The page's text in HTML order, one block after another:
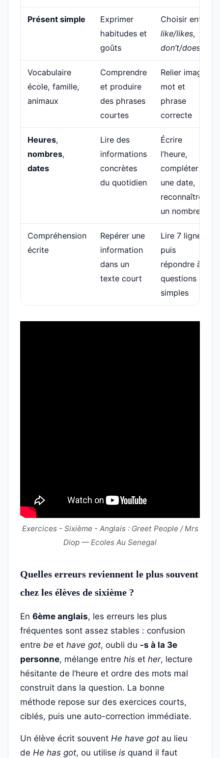
Présent simple
Exprimer
habitudes et
goûts
Choisir entre
like/likes,
don’t/doesn’t
Vocabulaire
école, famille,
animaux
Comprendre
et produire
des phrases
courtes
Relier image,
mot et
phrase
correcte
Heures,
nombres,
dates
Lire des
informations
concrètes
du quotidien
Écrire
l’heure,
compléter
une date,
reconnaître
un nombre
Compréhension
écrite
Repérer une
information
dans un
texte court
Lire 7 lignes
puis
répondre à 4
questions
simples
Exercices - Sixième - Anglais : Greet People / Mrs
Diop — Ecoles Au Senegal
Quelles erreurs reviennent le plus souvent
chez les élèves de sixième ?
En 6ème anglais, les erreurs les plus
fréquentes sont assez stables : confusion
entre be et have got, oubli du -s à la 3e
personne, mélange entre his et her, lecture
hésitante de l’heure et ordre des mots mal
construit dans la question. La bonne
méthode repose sur des exercices courts,
ciblés, puis une auto-correction immédiate.
Un élève écrit souvent He have got au lieu
de He has got, ou utilise is quand il faut